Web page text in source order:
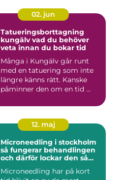
02. jun
Tatueringsborttagning
kungälv vad du behöver
veta innan du bokar tid
Många i Kungälv går runt
med en tatuering som inte
längre känns rätt. Kanske
påminner den om en tid ...
12. maj
Microneedling i stockholm
så fungerar behandlingen
och därför lockar den så
Microneedling har på kort